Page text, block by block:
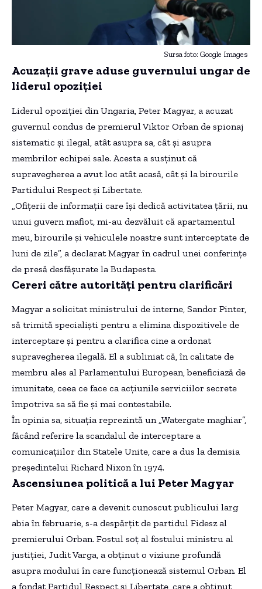
Sursa foto: Google Images
Acuzații grave aduse guvernului ungar de
liderul opoziției
Liderul opoziției din Ungaria, Peter Magyar, a acuzat
guvernul condus de premierul Viktor Orban de spionaj
sistematic și ilegal, atât asupra sa, cât și asupra
membrilor echipei sale. Acesta a susținut că
supravegherea a avut loc atât acasă, cât și la birourile
Partidului Respect și Libertate.
„Ofițerii de informații care își dedică activitatea țării, nu
unui guvern mafiot, mi-au dezvăluit că apartamentul
meu, birourile și vehiculele noastre sunt interceptate de
luni de zile”, a declarat Magyar în cadrul unei conferințe
de presă desfășurate la Budapesta.
Cereri către autorități pentru clarificări
Magyar a solicitat ministrului de interne, Sandor Pinter,
să trimită specialiști pentru a elimina dispozitivele de
interceptare și pentru a clarifica cine a ordonat
supravegherea ilegală. El a subliniat că, în calitate de
membru ales al Parlamentului European, beneficiază de
imunitate, ceea ce face ca acțiunile serviciilor secrete
împotriva sa să fie și mai contestabile.
În opinia sa, situația reprezintă un „Watergate maghiar”,
făcând referire la scandalul de interceptare a
comunicațiilor din Statele Unite, care a dus la demisia
președintelui Richard Nixon în 1974.
Ascensiunea politică a lui Peter Magyar
Peter Magyar, care a devenit cunoscut publicului larg
abia în februarie, s-a despărțit de partidul Fidesz al
premierului Orban. Fostul soț al fostului ministru al
justiției, Judit Varga, a obținut o viziune profundă
asupra modului în care funcționează sistemul Orban. El
a fondat Partidul Respect și Libertate, care a obținut